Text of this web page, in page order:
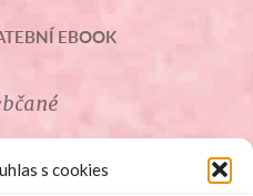
s cookies
EBOOK
SVATEBČANY